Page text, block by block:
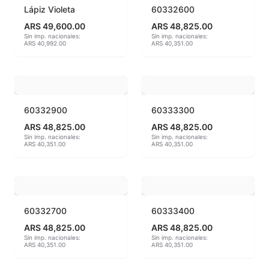
Herramientas
Ladrillos aislantes para horno
Maquinarias
Material de laboratorio
Lápiz Violeta
ARS 49,600.00
Sin imp. nacionales:
ARS 40,992.00
60332600
ARS 48,825.00
Sin imp. nacionales:
ARS 40,351.00
60332900
ARS 48,825.00
Sin imp. nacionales:
ARS 40,351.00
60333300
ARS 48,825.00
Sin imp. nacionales:
ARS 40,351.00
60332700
ARS 48,825.00
Sin imp. nacionales:
ARS 40,351.00
60333400
ARS 48,825.00
Sin imp. nacionales:
ARS 40,351.00